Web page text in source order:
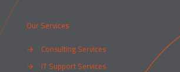
Our Services
→
Consulting Services
→
IT Support Services